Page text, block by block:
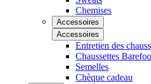
Chemises
Accessoires
Accessoires
Entretien des
Chaussettes
Semelles
Chèque cadeau